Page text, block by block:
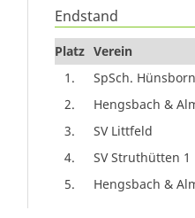
Endstand
Platz Verein
1.
SpSch.
2.
Hengsbach &
3.
SV Littfeld
4.
SV Struthütten 1
5.
Hengsbach &